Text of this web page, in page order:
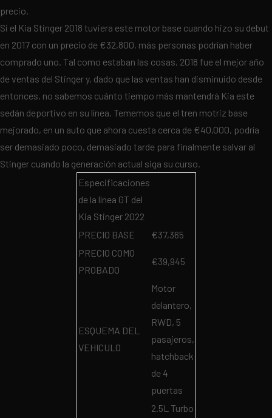
precio.
Si el Kia Stinger 2018 tuviera este motor base cuando hizo su debut
en 2017 con un precio de €32,800, más personas podrían haber
comprado uno. Tal como estaban las cosas, 2018 fue el mejor año
de ventas del Stinger y, dado que las ventas han disminuido desde
entonces, no sabemos cuánto tiempo más mantendrá Kia este
sedán deportivo en su línea. Tememos que el tren motriz base
mejorado, en un auto que ahora cuesta cerca de €40,000, podría
ser demasiado poco, demasiado tarde para finalmente salvar al
Stinger cuando la generación actual siga su curso.
Especificaciones
de la línea GT del
Kia Stinger 2022
PRECIO BASE
€37,365
PRECIO COMO
PROBADO
€39,945
ESQUEMA DEL
VEHICULO
Motor
delantero,
RWD, 5
pasajeros,
hatchback
de 4
puertas
2.5L Turbo